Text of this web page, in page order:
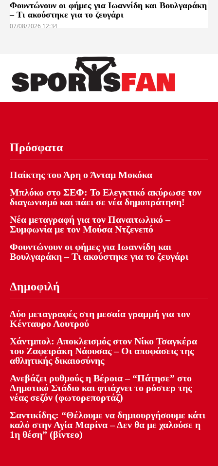
Φουντώνουν οι φήμες για Ιωαννίδη και Βουλγαράκη
– Τι ακούστηκε για το ζευγάρι
07/08/2026 12:34
Πρόσφατα
Παίκτης του Άρη ο Άνταμ Μοκόκα
Μπλόκο στο ΣΕΦ: Το Ελεγκτικό ακύρωσε τον
διαγωνισμό και πάει σε νέα δημοπράτηση!
Νέα μεταγραφή για τον Παναιτωλικό –
Συμφωνία με τον Μούσα Ντζενεπό
Φουντώνουν οι φήμες για Ιωαννίδη και
Βουλγαράκη – Τι ακούστηκε για το ζευγάρι
Δημοφιλή
Δύο μεταγραφές στη μεσαία γραμμή για τον
Κένταυρο Λουτρού
Χάντμπολ: Αποκλεισμός στον Νίκο Τσαγκέρα
του Ζαφειράκη Νάουσας – Οι αποφάσεις της
αθλητικής δικαιοσύνης
Ανεβάζει ρυθμούς η Βέροια – “Πάτησε” στο
Δημοτικό Στάδιο και φτιάχνει το ρόστερ της
νέας σεζόν (φωτορεπορτάζ)
Σαντικίδης: “Θέλουμε να δημιουργήσουμε κάτι
καλό στην Αγία Μαρίνα – Δεν θα με χαλούσε η
1η θέση” (βίντεο)